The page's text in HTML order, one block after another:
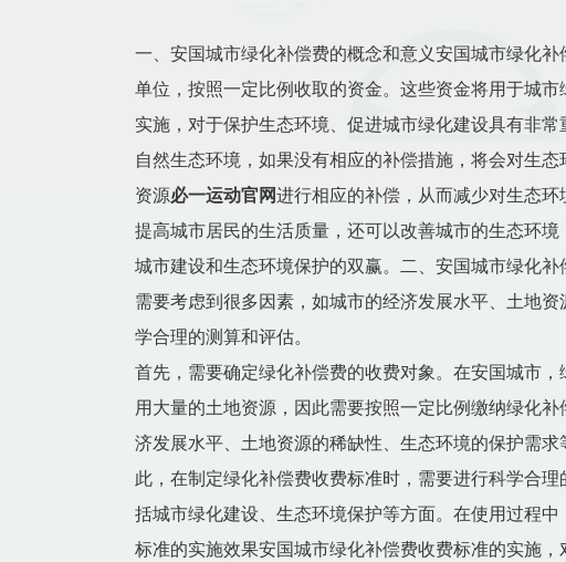
一、安国城市绿化补偿费的概念和意义安国城市绿化
单位，按照一定比例收取的资金。这些资金将用于城
实施，对于保护生态环境、促进城市绿化建设具有非
自然生态环境，如果没有相应的补偿措施，将会对生
资源必一运动官网进行相应的补偿，从而减少对生态
提高城市居民的生活质量，还可以改善城市的生态环
城市建设和生态环境保护的双赢。二、安国城市绿化
需要考虑到很多因素，如城市的经济发展水平、土地
学合理的测算和评估。
首先，需要确定绿化补偿费的收费对象。在安国城市
用大量的土地资源，因此需要按照一定比例缴纳绿化
济发展水平、土地资源的稀缺性、生态环境的保护需
此，在制定绿化补偿费收费标准时，需要进行科学合
括城市绿化建设、生态环境保护等方面。在使用过程
标准的实施效果安国城市绿化补偿费收费标准的实施